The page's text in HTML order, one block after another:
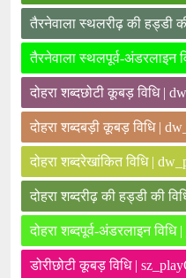
तैरनेवाला स्थलरीढ़ की हड्डी
तैरनेवाला स्थलपूर्व-अंडरलाइन
दोहरा शब्दछोटी कूबड़ विधि |
दोहरा शब्दबड़ी कूबड़ विधि |
दोहरा शब्दरेखांकित विधि |
दोहरा शब्दरीढ़ की हड्डी की
दोहरा शब्दपूर्व-अंडरलाइन
डोरीछोटी कूबड़ विधि |